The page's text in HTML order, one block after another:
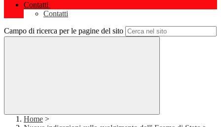
Contatti
Contatti
Campo di ricerca per le pagine del sito
Home >